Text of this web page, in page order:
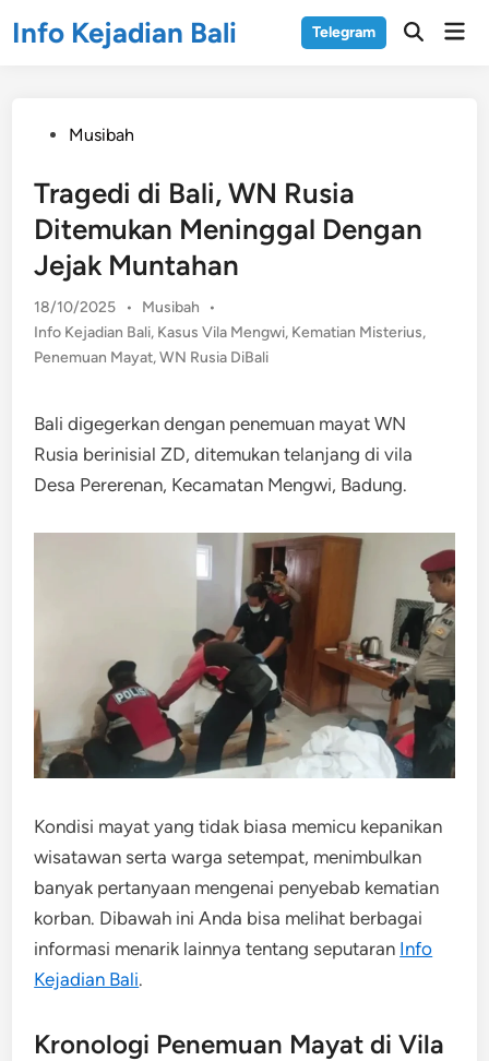
toInfo Kejadian Bali Telegram
Open
PostedMusibah
Tragedi di Bali, WN Rusia
Ditemukan Meninggal Dengan
Jejak Muntahan
18/10/2025 •
Posted
in
Musibah
•
Info Kejadian Bali, Kasus Vila Mengwi, Kematian Misterius,
Penemuan Mayat,WN Rusia DiBali
Bali digegerkan dengan penemuan mayat WN
Rusia berinisial ZD, ditemukan telanjang di vila
Desa Pererenan, Kecamatan Mengwi, Badung.
Kondisi mayat yang tidak biasa memicu kepanikan
wisatawan serta warga setempat, menimbulkan
banyak pertanyaan mengenai penyebab kematian
korban. Dibawah ini Anda bisa melihat berbagai
informasi menarik lainnya tentang seputaran Info
Kejadian Bali.
Kronologi Penemuan Mayat di Vila